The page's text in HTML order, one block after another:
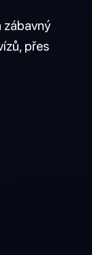
zábavný
přes